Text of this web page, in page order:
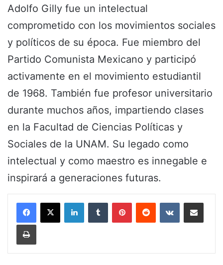
Adolfo Gilly fue un intelectual
comprometido con los movimientos sociales
y políticos de su época. Fue miembro del
Partido Comunista Mexicano y participó
activamente en el movimiento estudiantil
de 1968. También fue profesor universitario
durante muchos años, impartiendo clases
en la Facultad de Ciencias Políticas y
Sociales de la UNAM. Su legado como
intelectual y como maestro es innegable e
inspirará a generaciones futuras.